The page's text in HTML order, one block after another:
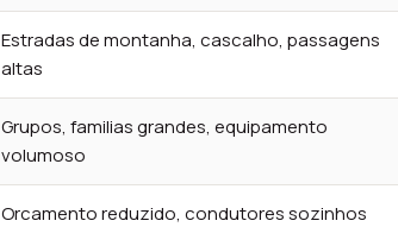
Estradas de montanha, cascalho, passagens
altas
Grupos, familias grandes, equipamento
volumoso
Orcamento reduzido, condutores sozinhos